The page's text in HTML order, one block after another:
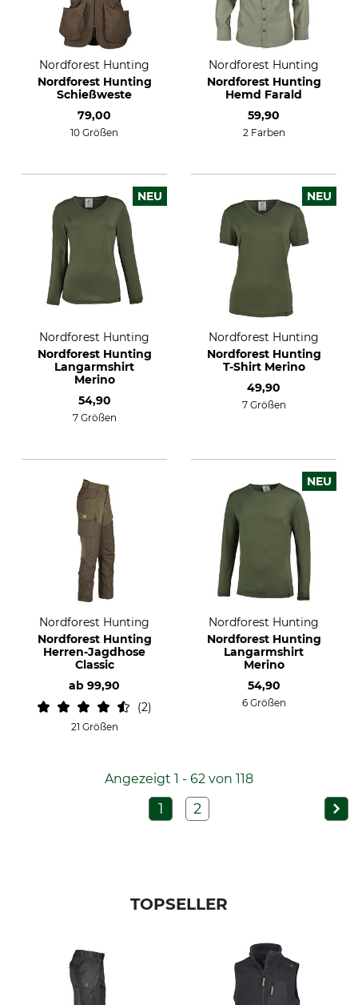
Nordforest Hunting
Nordforest Hunting
Schießweste
79,00
10 Größen
Nordforest Hunting
Nordforest Hunting
Hemd Farald
59,90
2 Farben
NEU
Nordforest Hunting
Nordforest Hunting
Langarmshirt
Merino
54,90
7 Größen
NEU
Nordforest Hunting
Nordforest Hunting
T-Shirt Merino
49,90
7 Größen
Nordforest Hunting
Nordforest Hunting
Herren-Jagdhose
Classic
ab 99,90
2
21 Größen
NEU
Nordforest Hunting
Nordforest Hunting
Langarmshirt
Merino
54,90
6 Größen
Angezeigt 1 - 62 von 118
1 2
TOPSELLER